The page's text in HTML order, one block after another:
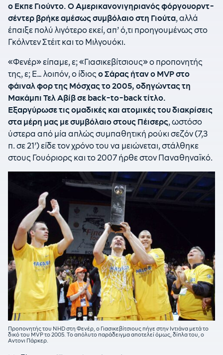
ο Εκπε Γιούντο. Ο Αμερικανονιγηριανός φόργουορντ-
σέντερ βρήκε αμέσως συμβόλαιο στη Γιούτα, αλλά
έπαιξε πολύ λιγότερο εκεί, απ’ ό,τι προηγουμένως στο
Γκόλντεν Στέιτ και το Μιλγουόκι.
«Φενέρ» είπαμε, ε; «Γιασικεβίτσιους» ο προπονητής
της, ε; Ε… λοιπόν, ο ίδιος ο Σάρας ήταν ο MVPστο
φάιναλ φορ της Μόσχας το 2005, οδηγώντας τη
Μακάμπι Τελ Αβίβ σε back-to-backτίτλο.
Εξαργύρωσε τις ομαδικές και ατομικές του διακρίσεις
στα μέρη μας με συμβόλαιο στους Πέισερς, ωστόσο
ύστερα από μία απλώς συμπαθητική ρούκι σεζόν (7,3
π. σε 21’) είδε τον χρόνο του να μειώνεται, στάλθηκε
στους Γουόριορς και το 2007 ήρθε στον Παναθηναϊκό.
Προπονητής του NHD στη Φενέρ, ο Γιασικεβίτσιους πήγε στην Ιντιάνα μετά το
δικό του MVP το 2005. Το απόλυτο παράδειγμα αποτελεί όμως, δίπλα του, ο
Αντονι Πάρκερ.